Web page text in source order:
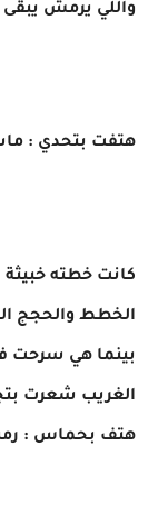
واللي يرمش
هتفت بتحدي :
كانت خطته خبيثة
الخطط والحجج
بينما هي سرحت
الغريب شعرت
هتف بحماس :